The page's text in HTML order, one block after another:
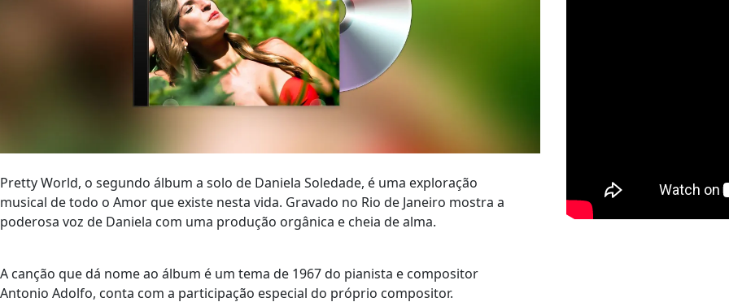
Pretty World, o segundo álbum a solo de Daniela Soledade, é uma exploração
musical de todo o Amor que existe nesta vida. Gravado no Rio de Janeiro mostra a
poderosa voz de Daniela com uma produção orgânica e cheia de alma.
A canção que dá nome ao álbum é um tema de 1967 do pianista e compositor
Antonio Adolfo, conta com a participação especial do próprio compositor.